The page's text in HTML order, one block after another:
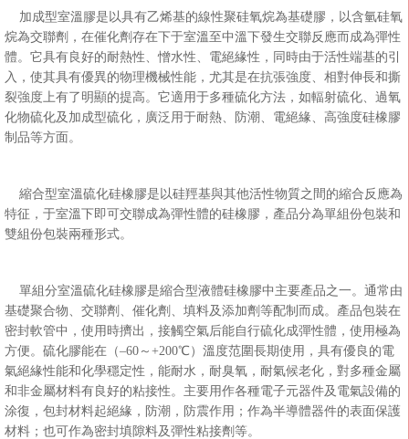
加成型室溫膠是以具有乙烯基的線性聚硅氧烷為基礎膠，以含氫硅氧
烷為交聯劑，在催化劑存在下于室溫至中溫下發生交聯反應而成為彈性
體。它具有良好的耐熱性、憎水性、電絕緣性，同時由于活性端基的引
入，使其具有優異的物理機械性能，尤其是在抗張強度、相對伸長和撕
裂強度上有了明顯的提高。它適用于多種硫化方法，如輻射硫化、過氧
化物硫化及加成型硫化，廣泛用于耐熱、防潮、電絕緣、高強度硅橡膠
制品等方面。
縮合型室溫硫化硅橡膠是以硅羥基與其他活性物質之間的縮合反應為
特征，于室溫下即可交聯成為彈性體的硅橡膠，產品分為單組份包裝和
雙組份包裝兩種形式。
單組分室溫硫化硅橡膠是縮合型液體硅橡膠中主要產品之一。通常由
基礎聚合物、交聯劑、催化劑、填料及添加劑等配制而成。產品包裝在
密封軟管中，使用時擠出，接觸空氣后能自行硫化成彈性體，使用極為
方便。硫化膠能在（–60～+200℃）溫度范圍長期使用，具有優良的電
氣絕緣性能和化學穩定性，能耐水，耐臭氧，耐氣候老化，對多種金屬
和非金屬材料有良好的粘接性。主要用作各種電子元器件及電氣設備的
涂復，包封材料起絕緣，防潮，防震作用；作為半導體器件的表面保護
材料；也可作為密封填隙料及彈性粘接劑等。